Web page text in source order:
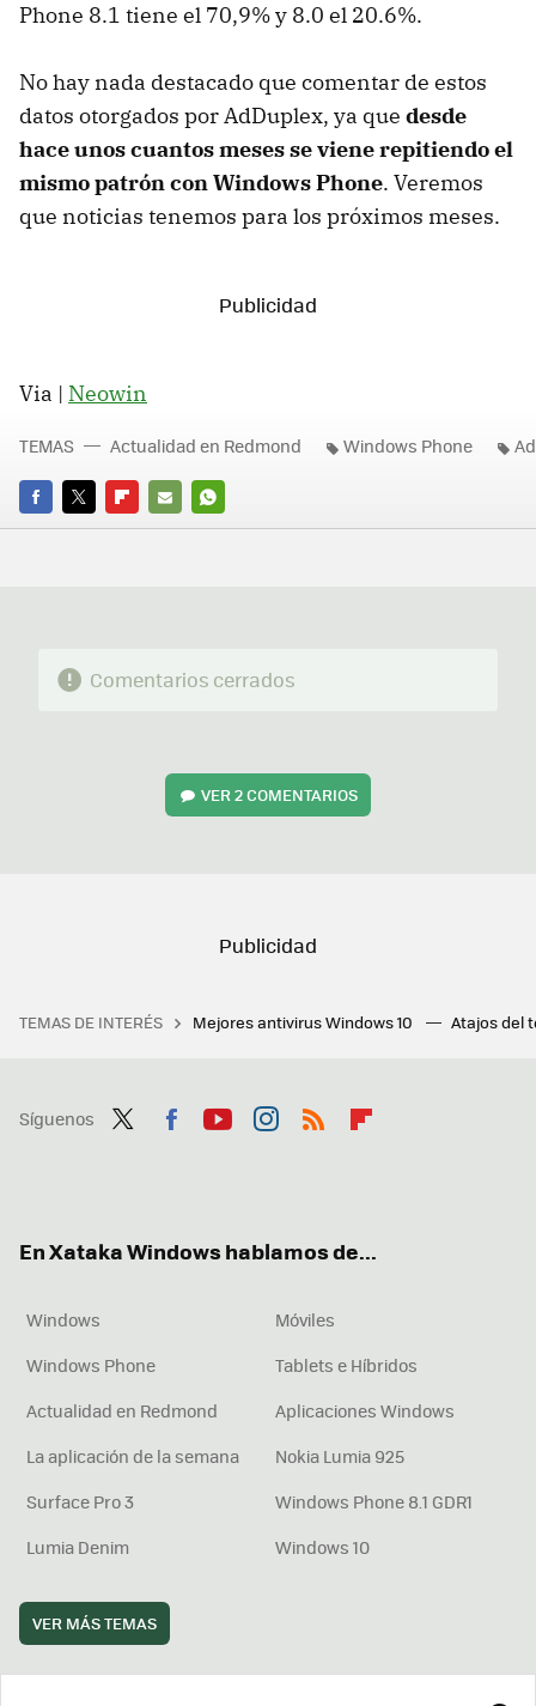
Phone 8.1 tiene el 70,9% y 8.0 el 20.6%.
No hay nada destacado que comentar de estos
datos otorgados por AdDuplex, ya que desde
hace unos cuantos meses se viene repitiendo el
mismo patrón con Windows Phone. Veremos
que noticias tenemos para los próximos meses.
Via | Neowin
FACEBOOK
TWITTERFLIPBOARD
E-
WHATSAPP
TEMAS Actualidad en Redmond Windows Phone
Comentarios cerrados
VER2 COMENTARIOS
TEMAS DE INTERÉS Mejores antivirus Windows 10 Atajos del
Síguenos
En Xataka Windows hablamos de...
Windows
Móviles
Windows Phone
Tablets e Híbridos
Actualidad en Redmond
Aplicaciones Windows
La aplicación de la semana
Nokia Lumia 925
Surface Pro 3
Windows Phone 8.1 GDR1
Lumia Denim
Windows 10
VER MÁS TEMAS